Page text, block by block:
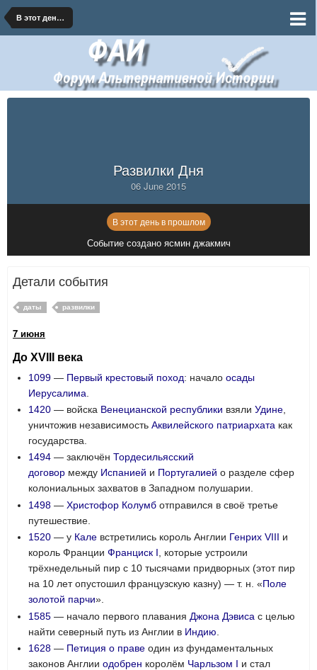
В этот день в прошлом
Развилки Дня
06 June 2015
В этот день в прошлом
Событие создано ясмин джакмич
Детали события
даты развилки
7 июня
До XVIII века
1099 — Первый крестовый поход: началоосады
Иерусалима
1420 — войска Венецианской республики взялиУдине
уничтожив независимостьАквилейского патриархата как
государства.
1494 — заключёнТордесильясский
договор между Испанией и Португалией о разделе сфер
колониальных захватов в Западном полушарии.
1498 —Христофор Колумб отправился в своё третье
путешествие.
1520 — у Кале встретились король Англии Генрих VIII и
король ФранцииФранциск I , которые устроили
трёхнедельный пир с 10 тысячами придворных (этот пир
на 10 лет опустошил французскую казну) — т. н. «Поле
золотой парчи».
1585 — начало первого плавания Джона Дэвиса с целью
найти северный путь из Англии в Индию
1628 — Петиция о праве один из фундаментальных
законов Англииодобрен королём Чарльзом I и стал